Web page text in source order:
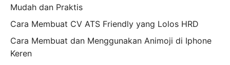
Mudah dan Praktis
Cara Membuat CV ATS Friendly yang Lolos HRD
Cara Membuat dan Menggunakan Animoji di Iphone
Keren